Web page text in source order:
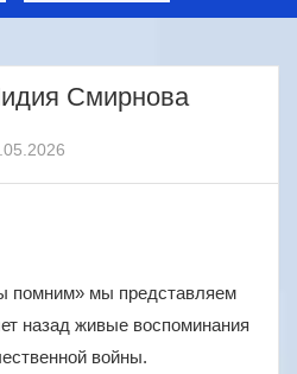
Смирнова
помним» мы представляем
назад живые воспоминания
войны.